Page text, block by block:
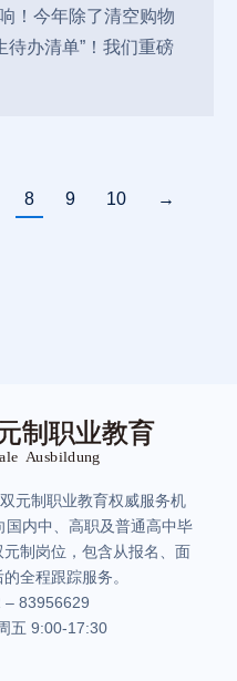
！今年除了清空购物
待办清单”！我们重磅
8 9 10 →
元制职业教育权威服务机
内中、高职及普通高中毕
制岗位，包含从报名、面
全程跟踪服务。
– 83956629
五 9:00-17:30